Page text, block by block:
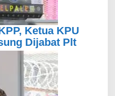
Ketua KPU
Dijabat Plt